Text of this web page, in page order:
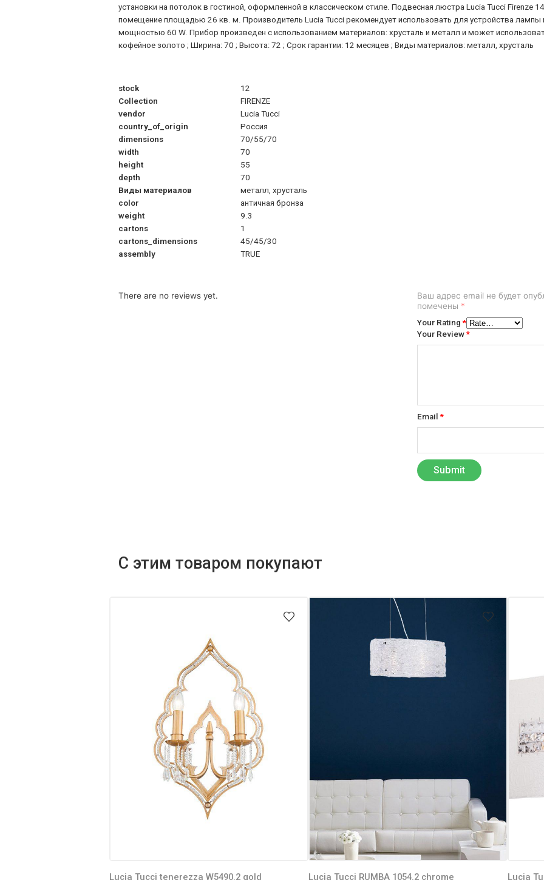
установки на потолок в гостиной, оформленной в классическом стиле. Подвесная люстра Lucia Tucci Firenze
помещение площадью 26 кв. м. Производитель Lucia Tucci рекомендует использовать для устройства лампы
мощностью 60 W. Прибор произведен с использованием материалов: хрусталь и металл и может
кофейное золото ; Ширина: 70 ; Высота: 72 ; Срок гарантии: 12 месяцев ; Виды материалов: металл, хрусталь
stock
12
Collection
FIRENZE
vendor
Lucia Tucci
country_of_origin
Россия
dimensions
70/55/70
width
70
height
55
depth
70
Виды материалов
металл, хрусталь
color
античная бронза
weight
9.3
cartons
1
cartons_dimensions
45/45/30
assembly
TRUE
There are no reviews yet. Ваш адрес email не будет
помечены *
Your Rating*
Your Review*
Email*
С этим товаром покупают
Lucia Tucci tenerezza W5490.2 gold Lucia Tucci RUMBA 1054.2 chrome Lucia